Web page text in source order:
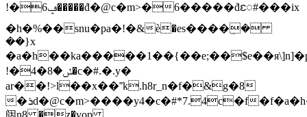
!�ݡ6�����ܺd�@c�m>�6�����ܺdႄ#���ix
�h�%��snu�pa�!�&ѐ�es����ܸ�
��}x
!�ݽ�8�4�c�#.�.y�
аr��!>l��x��˭k.h8r_n�f�&g�8
�ܪd�@c�m>����y4�c�#*7.4c�f�f�a�h��z.�
闼n8 �z�vop